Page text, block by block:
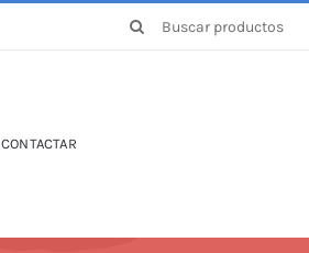
Buscar:
CONTACTAR